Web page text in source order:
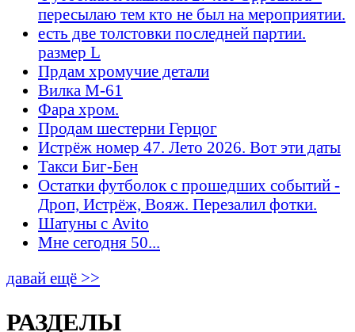
пересылаю тем кто не был на мероприятии.
есть две толстовки последней партии.
размер L
Прдам хромучие детали
Вилка М-61
Фара хром.
Продам шестерни Герцог
Истрёж номер 47. Лето 2026. Вот эти даты
Такси Биг-Бен
Остатки футболок с прошедших событий -
Дроп, Истрёж, Вояж. Перезалил фотки.
Шатуны с Avito
Мне сегодня 50...
давай ещё >>
РАЗДЕЛЫ